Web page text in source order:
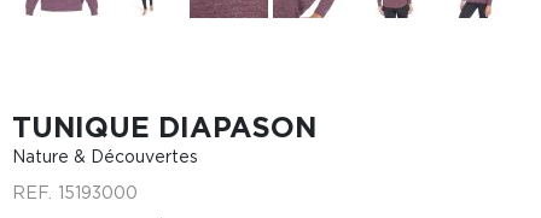
TUNIQUE DIAPASON
Nature & Découvertes
REF. 15193000